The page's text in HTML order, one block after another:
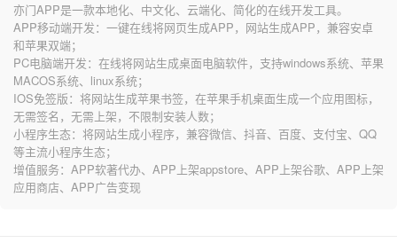
亦门APP是一款本地化、中文化、云端化、简化的在线开发工具。
APP移动端开发：一键在线将网页生成APP，网站生成APP，兼容安卓
和苹果双端；
PC电脑端开发：在线将网站生成桌面电脑软件，支持windows系统、苹果
MACOS系统、linux系统；
IOS免签版：将网站生成苹果书签，在苹果手机桌面生成一个应用图标，
无需签名，无需上架，不限制安装人数；
小程序生态：将网站生成小程序，兼容微信、抖音、百度、支付宝、QQ
等主流小程序生态；
增值服务：APP软著代办、APP上架appstore、APP上架谷歌、APP上架
应用商店、APP广告变现